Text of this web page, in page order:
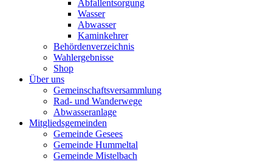
Abfallentsorgung
Wasser
Abwasser
Kaminkehrer
Behördenverzeichnis
Wahlergebnisse
Shop
Über uns
Gemeinschaftsversammlung
Rad- und Wanderwege
Abwasseranlage
Mitgliedsgemeinden
Gemeinde Gesees
Gemeinde Hummeltal
Gemeinde Mistelbach